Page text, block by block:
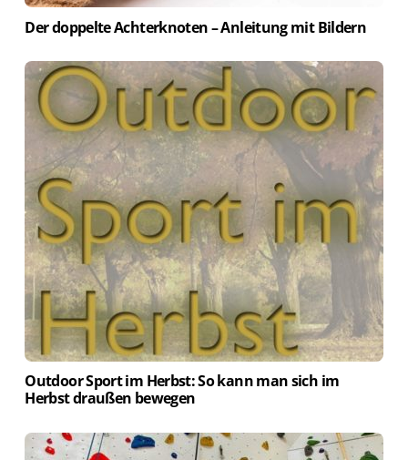
Der doppelte Achterknoten – Anleitung mit Bildern
Outdoor Sport im Herbst: So kann man sich im
Herbst draußen bewegen